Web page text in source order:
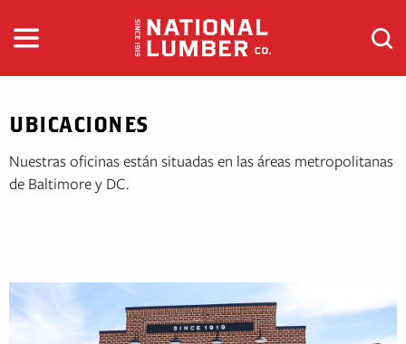
UBICACIONES
Nuestras oficinas están situadas en las áreas metropolitanas
de Baltimore y DC.